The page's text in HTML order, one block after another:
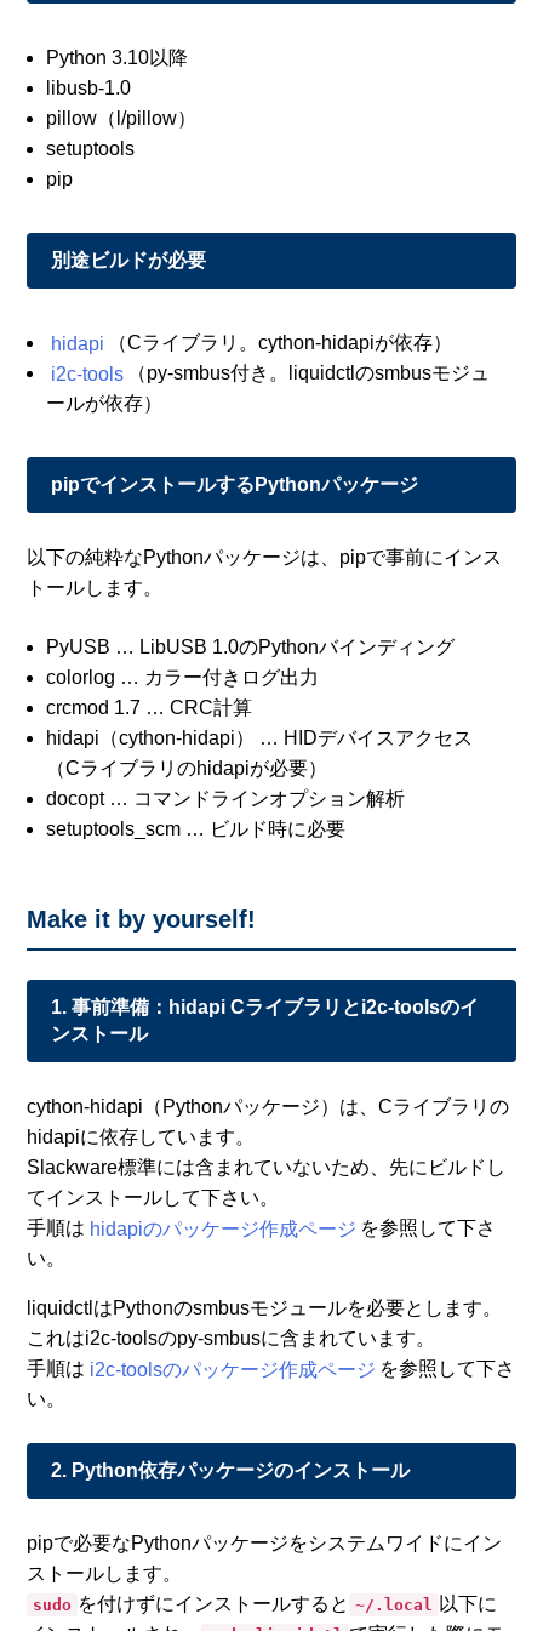
Python 3.10以降
libusb-1.0
pillow（l/pillow）
setuptools
pip
別途ビルドが必要
hidapi
（Cライブラリ。cython-hidapiが依存）
i2c-tools
（py-smbus付き。liquidctlのsmbusモジュ
ールが依存）
pipでインストールするPythonパッケージ
以下の純粋なPythonパッケージは、pipで事前にインス
トールします。
PyUSB … LibUSB 1.0のPythonバインディング
colorlog … カラー付きログ出力
crcmod 1.7 … CRC計算
hidapi（cython-hidapi） … HIDデバイスアクセス
（Cライブラリのhidapiが必要）
docopt … コマンドラインオプション解析
setuptools_scm … ビルド時に必要
Make it by yourself!
1. 事前準備：hidapi Cライブラリとi2c-toolsのイ
ンストール
cython-hidapi（Pythonパッケージ）は、Cライブラリの
hidapiに依存しています。
Slackware標準には含まれていないため、先にビルドし
てインストールして下さい。
手順は hidapiのパッケージ作成ページ を参照して下さ
い。
liquidctlはPythonのsmbusモジュールを必要とします。
これはi2c-toolsのpy-smbusに含まれています。
手順は i2c-toolsのパッケージ作成ページ を参照して下さ
い。
2. Python依存パッケージのインストール
pipで必要なPythonパッケージをシステムワイドにイン
ストールします。
sudo を付けずにインストールすると ~/.local 以下に